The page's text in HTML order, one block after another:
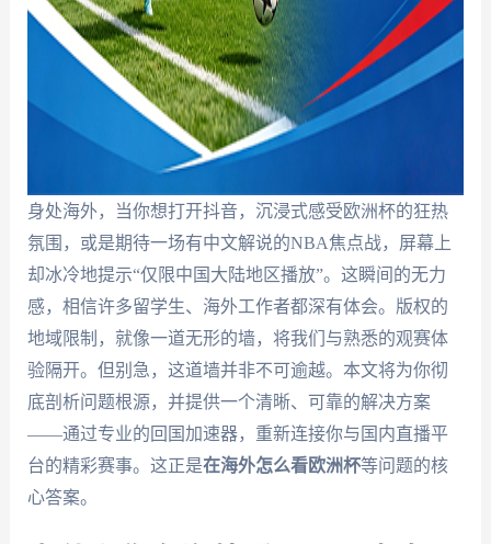
身处海外，当你想打开抖音，沉浸式感受欧洲杯的狂热
氛围，或是期待一场有中文解说的NBA焦点战，屏幕上
却冰冷地提示“仅限中国大陆地区播放”。这瞬间的无力
感，相信许多留学生、海外工作者都深有体会。版权的
地域限制，就像一道无形的墙，将我们与熟悉的观赛体
验隔开。但别急，这道墙并非不可逾越。本文将为你彻
底剖析问题根源，并提供一个清晰、可靠的解决方案
——通过专业的回国加速器，重新连接你与国内直播平
台的精彩赛事。这正是在海外怎么看欧洲杯等问题的核
心答案。